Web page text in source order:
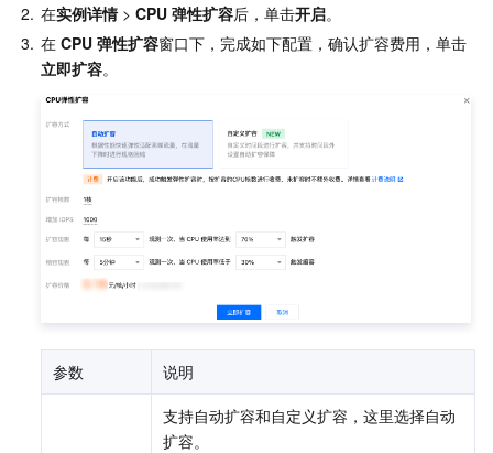
2. 在实例详情 > CPU 弹性扩容后，单击开启。
3. 在 CPU 弹性扩容窗口下，完成如下配置，确认扩容费用，单击
立即扩容。
参数 说明
支持自动扩容和自定义扩容，这里选择自动
扩容。